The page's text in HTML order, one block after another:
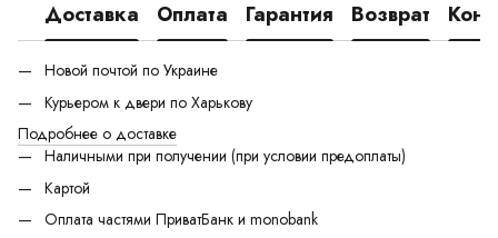
Доставка Оплата Гарантия Возврат
Новой почтой по Украине
Курьером к двери по Харькову
Подробнее о доставке
Наличными при получении (при условии предоплаты)
Картой
Оплата частями ПриватБанк и monobank